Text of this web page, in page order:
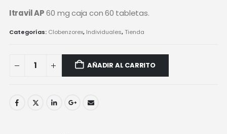
Itravil AP60 mg caja con 60 tabletas.
Categorías: Clobenzorex, Individuales,Tienda
AÑADIR AL CARRITO